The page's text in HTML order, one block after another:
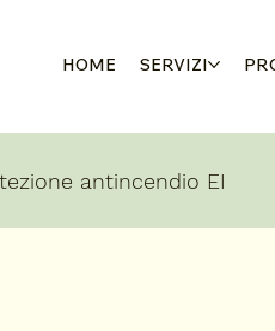
HOME SERVIZI
antincendio EI